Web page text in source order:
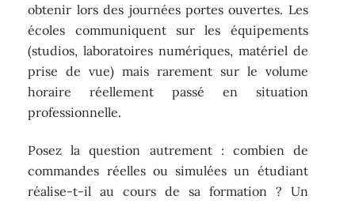
obtenir lors des journées portes ouvertes. Les
écoles communiquent sur les équipements
(studios, laboratoires numériques, matériel de
prise de vue) mais rarement sur le volume
horaire réellement passé en situation
professionnelle.
Posez la question autrement : combien de
commandes réelles ou simulées un étudiant
réalise-t-il au cours de sa formation ? Un